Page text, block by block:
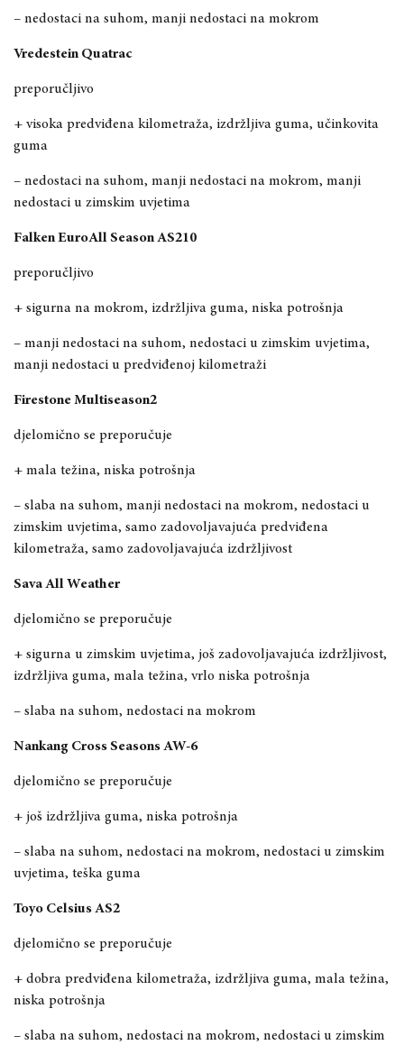
– nedostaci na suhom, manji nedostaci na mokrom
Vredestein Quatrac
preporučljivo
+ visoka predviđena kilometraža, izdržljiva guma, učinkovita
guma
– nedostaci na suhom, manji nedostaci na mokrom, manji
nedostaci u zimskim uvjetima
Falken EuroAll Season AS210
preporučljivo
+ sigurna na mokrom, izdržljiva guma, niska potrošnja
– manji nedostaci na suhom, nedostaci u zimskim uvjetima,
manji nedostaci u predviđenoj kilometraži
Firestone Multiseason2
djelomično se preporučuje
+ mala težina, niska potrošnja
– slaba na suhom, manji nedostaci na mokrom, nedostaci u
zimskim uvjetima, samo zadovoljavajuća predviđena
kilometraža, samo zadovoljavajuća izdržljivost
Sava All Weather
djelomično se preporučuje
+ sigurna u zimskim uvjetima, još zadovoljavajuća izdržljivost,
izdržljiva guma, mala težina, vrlo niska potrošnja
– slaba na suhom, nedostaci na mokrom
Nankang Cross Seasons AW-6
djelomično se preporučuje
+ još izdržljiva guma, niska potrošnja
– slaba na suhom, nedostaci na mokrom, nedostaci u zimskim
uvjetima, teška guma
Toyo Celsius AS2
djelomično se preporučuje
+ dobra predviđena kilometraža, izdržljiva guma, mala težina,
niska potrošnja
– slaba na suhom, nedostaci na mokrom, nedostaci u zimskim